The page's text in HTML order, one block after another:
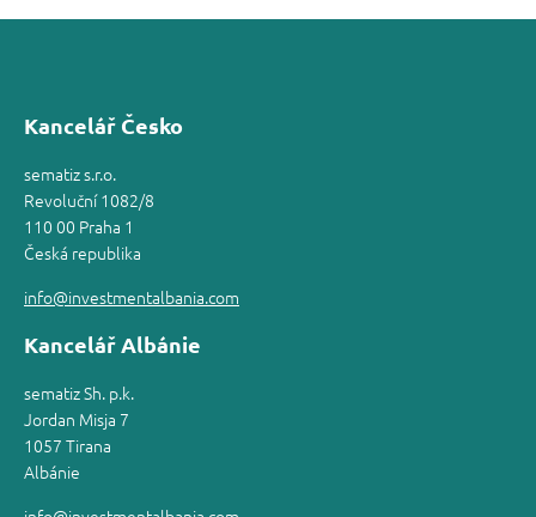
Kancelář Česko
sematiz s.r.o.
Revoluční 1082/8
110 00 Praha 1
Česká republika
info@investmentalbania.com
Kancelář Albánie
sematiz Sh. p.k.
Jordan Misja 7
1057 Tirana
Albánie